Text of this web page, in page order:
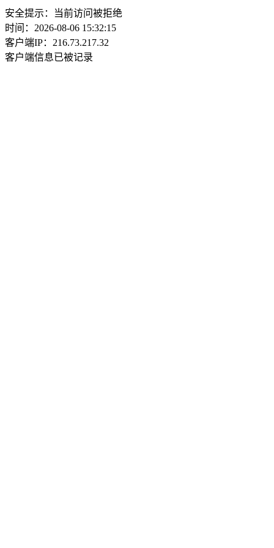
安全提示：当前访问被拒绝
时间：2026-08-06 15:32:15
客户端IP：216.73.217.32
客户端信息已被记录